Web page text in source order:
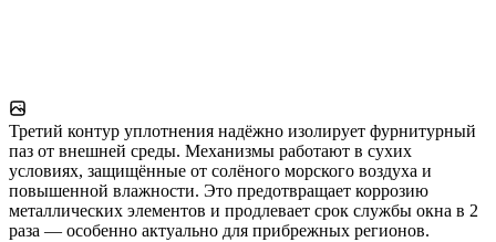
Третий контур уплотнения надёжно изолирует фурнитурный
паз от внешней среды. Механизмы работают в сухих
условиях, защищённые от солёного морского воздуха и
повышенной влажности. Это предотвращает коррозию
металлических элементов и продлевает срок службы окна в 2
раза — особенно актуально для прибрежных регионов.